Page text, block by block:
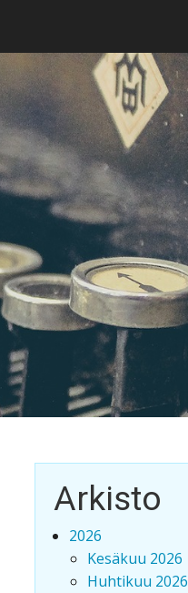
Arkisto
2026
Kesäkuu 2026
Huhtikuu 2026